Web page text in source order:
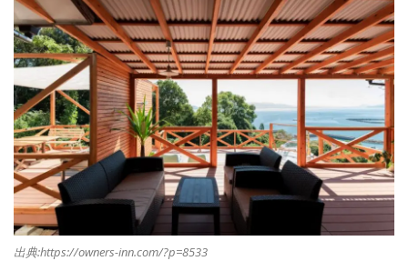
出典:https://owners-inn.com/?p=8533